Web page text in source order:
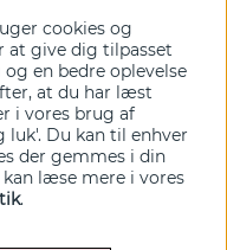
Ja tak!
cookies og
at give dig tilpasset
en bedre oplevelse
at du har læst
i vores brug af
luk'. Du kan til enhver
der gemmes i din
læse mere i vores
.